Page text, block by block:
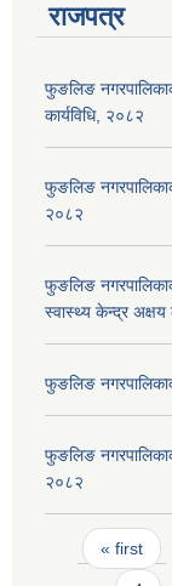
राजपत्र
फुङलिङ
कार्यविधि, २०८२
फुङलिङ
२०८२
फुङलिङ
स्वास्थ्य केन्द्र अक्षय
फुङलिङ
फुङलिङ
२०८२
Pages
« first